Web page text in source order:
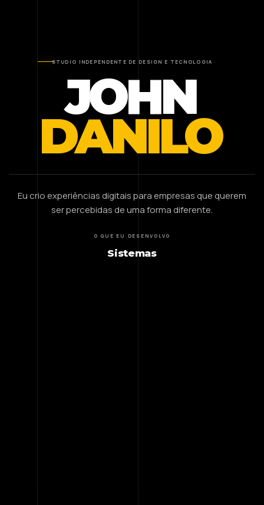
STUDIO INDEPENDENTE DE DESIGN E TECNOLOGIA
JOHN
DANILO
Eu crio experiências digitais para empresas que querem
ser percebidas de uma forma diferente.
O QUE EU DESENVOLVO
Sistemas